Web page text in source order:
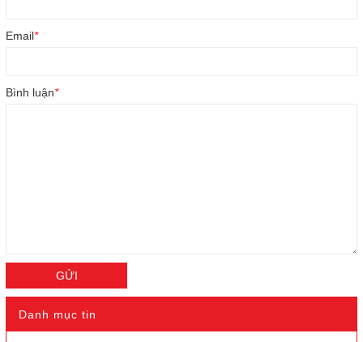
Email*
Bình luận*
GỬI
Danh mục tin